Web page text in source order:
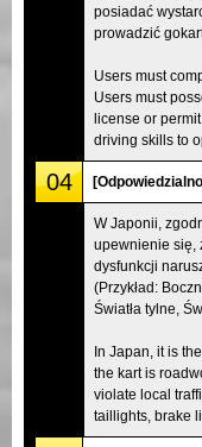
posiadać
prowadzić
Users must
Users must
license or
driving skills to
04
W Japonii,
upewnienie się,
dysfunkcji
(Przykład:
Światła tylne,
In Japan, it is
the kart is
violate local
taillights, brake